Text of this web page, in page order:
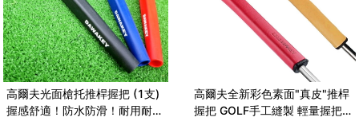
高爾夫光面槍托推桿握把 (1支)
握感舒適！防水防滑！耐用耐看
高爾夫全新彩色素面"真皮"推桿
握把 GOLF手工縫製 輕量握把